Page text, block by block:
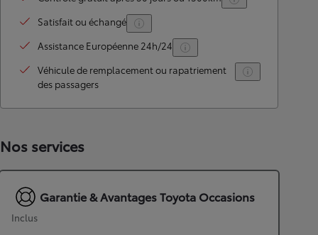
Satisfait ou échangé
Assistance Européenne 24h/24
Véhicule de remplacement ou rapatriement
des passagers
Nos services
Garantie & Avantages Toyota Occasions
Inclus